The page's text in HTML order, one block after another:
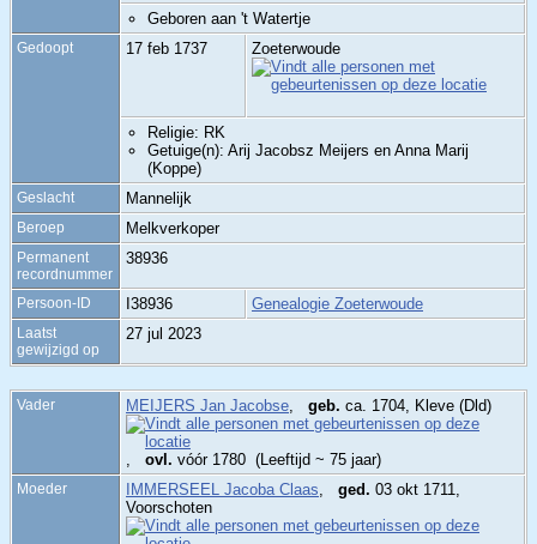
Geboren aan 't Watertje
Gedoopt 17 feb 1737 Zoeterwoude
Religie: RK
Getuige(n): Arij Jacobsz Meijers en Anna Marij
(Koppe)
Geslacht Mannelijk
Beroep Melkverkoper
Permanent
recordnummer
38936
Persoon-ID I38936 Genealogie Zoeterwoude
Laatst
gewijzigd op
27 jul 2023
Vader MEIJERS Jan Jacobse geb. ca. 1704, Kleve (Dld)
ovl. vóór 1780 (Leeftijd ~ 75 jaar)
Moeder IMMERSEEL Jacoba Claas ged. 03 okt 1711,
Voorschoten